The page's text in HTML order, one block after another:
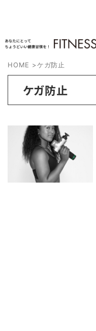
HOME >ケガ防止
ケガ防止